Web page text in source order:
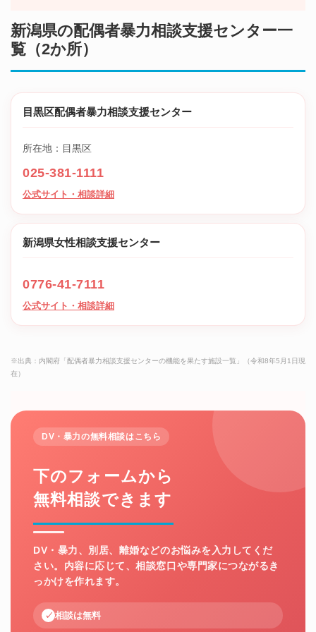
新潟県の配偶者暴力相談支援センター一
覧（2か所）
目黒区配偶者暴力相談支援センター
所在地：目黒区
025-381-1111
公式サイト・相談詳細
新潟県女性相談支援センター
0776-41-7111
公式サイト・相談詳細
※出典：内閣府「配偶者暴力相談支援センターの機能を果たす施設一覧」（令和8年5月1日現
在）
DV・暴力の無料相談はこちら
下のフォームから
無料相談できます
DV・暴力、別居、離婚などのお悩みを入力してくだ
さい。内容に応じて、相談窓口や専門家につながるき
っかけを作れます。
相談は無料